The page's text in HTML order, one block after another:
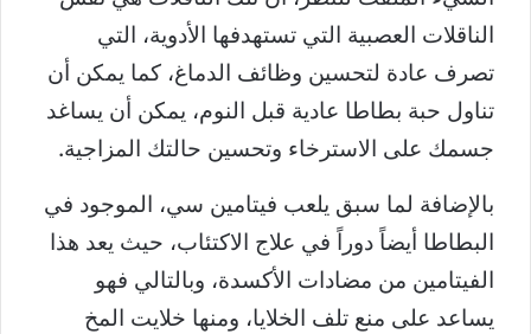
الناقلات العصبية التي تستهدفها الأدوية، التي
تصرف عادة لتحسين وظائف الدماغ، كما يمكن أن
تناول حبة بطاطا عادية قبل النوم، يمكن أن يساغد
جسمك على الاسترخاء وتحسين حالتك المزاجية.
بالإضافة لما سبق يلعب فيتامين سي، الموجود في
البطاطا أيضاً دوراً في علاج الاكتئاب، حيث يعد هذا
الفيتامين من مضادات الأكسدة، وبالتالي فهو
يساعد على منع تلف الخلايا، ومنها خلايت المخ